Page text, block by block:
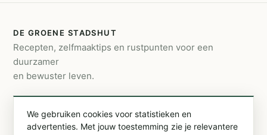
DE GROENE STADSHUT
Recepten, zelfmaaktips en rustpunten voor een
duurzamer
en bewuster leven.
info@degroenestadshut.be
We gebruiken cookies voor statistieken en
advertenties. Met jouw toestemming zie je relevantere